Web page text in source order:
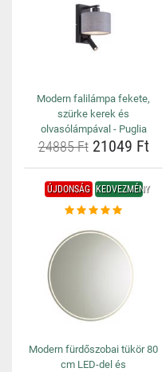
Modern falilámpa fekete,
szürke kerek és
olvasólámpával - Puglia
24885 Ft21049 Ft
ÚJDONSÁG KEDVEZMÉNY
Modern fürdőszobai tükör 80
cm LED-del és